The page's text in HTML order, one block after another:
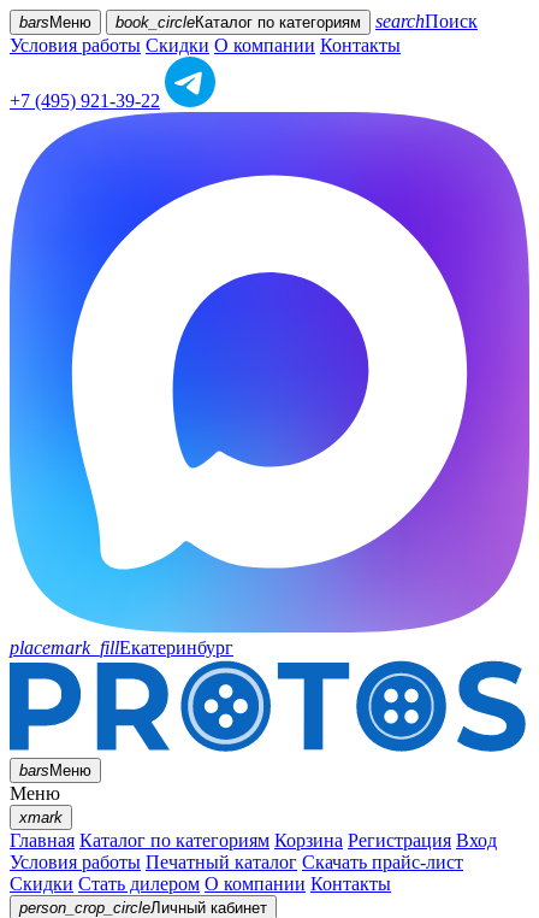
bars Меню book_circleКаталог по категориям searchПоиск
Условия работы Скидки О компании Контакты
+7 (495) 921-39-22
placemark_fillЕкатеринбург
barsМеню
Меню
xmark
Главная Каталог по категориям Корзина Регистрация Вход
Условия работы Печатный каталог Скачать прайс-лист
Скидки Стать дилером О компании Контакты
person_crop_circleЛичный кабинет